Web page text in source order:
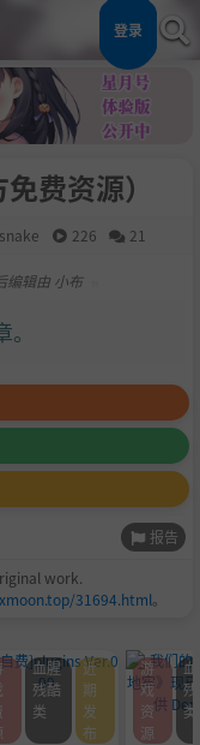
登录
费资源）
226 21
编辑由 小布
报告
work.
31694.html。
血腥
残酷
类
近
期
发
布
游
戏
资
源
类